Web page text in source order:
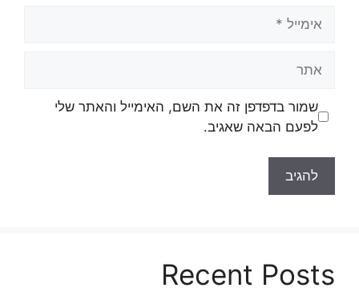
שמור בדפדפן זה את השם, האימייל והאתר שלי
לפעם הבאה שאגיב.
Recent Posts